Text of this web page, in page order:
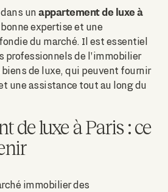
un appartement de luxe à
expertise et une
du marché. Il est essentiel
professionnels de l'immobilier
de luxe, qui peuvent fournir
une assistance tout au long du
de luxe à Paris : ce
immobilier des